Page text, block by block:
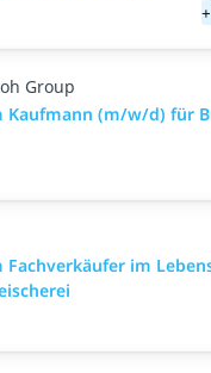
Group
Kaufmann (m/w/d) für
Fachverkäufer im